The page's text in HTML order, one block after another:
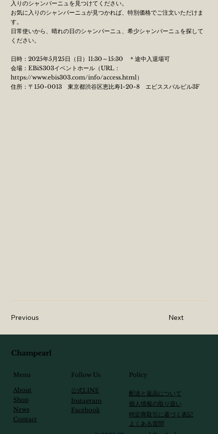
入りのシャンパーニュを見つけてください。
お気に入りのシャンパーニュが見つかれば、特別価格でご注文いただけま
す。
日常使いから、晴れの日のシャンパーニュ、希少シャンパーニュを探して
ください。
日時：2025年5月25日（日）11:30～15:30 ＊途中入退場可
会場：EBiS303イベントホール（URL：
https://www.ebis303.com/info/access.html）
住所：〒150-0013 東京都渋谷区恵比寿1-20-8 エビススバルビル3F
Previous Next
Champearl
Menu
About
Shop
News
Contact
Follow Us
​公式LINE
Instagram
Facebook
Policy
配送と返品について
個人情報の取り扱い
特定商取引に基づく表記
​よくある質問